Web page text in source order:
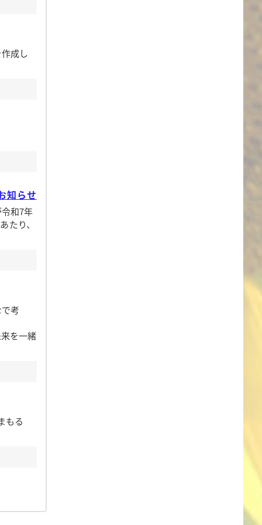
成し
知らせ
和7年
たり、
考
を一緒
もる